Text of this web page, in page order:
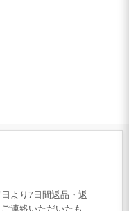
より7日間返品・返
連絡いただいたも